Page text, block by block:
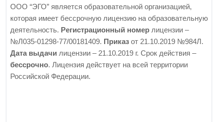
ООО “ЭГО” является образовательной организацией,
которая имеет бессрочную лицензию на образовательную
деятельность. Регистрационный номер лицензии –
№Л035-01298-77/00181409. Приказ от 21.10.2019 №984Л.
Дата выдачи лицензии – 21.10.2019 г. Срок действия –
бессрочно. Лицензия действует на всей территории
Российской Федерации.